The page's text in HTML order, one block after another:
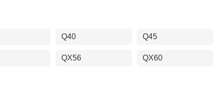
Q40 Q45
QX56 QX60